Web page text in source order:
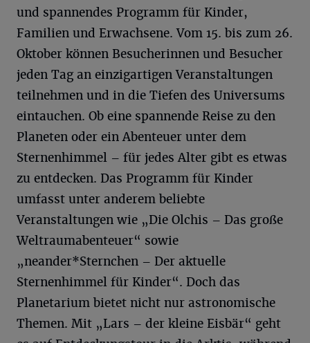
und spannendes Programm für Kinder,
Familien und Erwachsene. Vom 15. bis zum 26.
Oktober können Besucherinnen und Besucher
jeden Tag an einzigartigen Veranstaltungen
teilnehmen und in die Tiefen des Universums
eintauchen. Ob eine spannende Reise zu den
Planeten oder ein Abenteuer unter dem
Sternenhimmel – für jedes Alter gibt es etwas
zu entdecken. Das Programm für Kinder
umfasst unter anderem beliebte
Veranstaltungen wie „Die Olchis – Das große
Weltraumabenteuer“ sowie
„neander*Sternchen – Der aktuelle
Sternenhimmel für Kinder“. Doch das
Planetarium bietet nicht nur astronomische
Themen. Mit „Lars – der kleine Eisbär“ geht